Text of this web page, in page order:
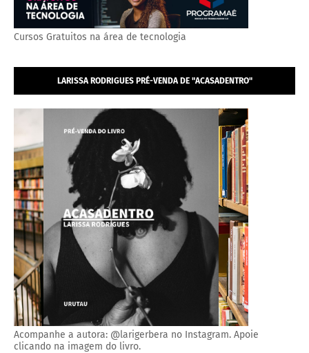
Cursos Gratuitos na área de tecnologia
LARISSA RODRIGUES PRÉ-VENDA DE "ACASADENTRO"
Acompanhe a autora: @larigerbera no Instagram. Apoie
clicando na imagem do livro.